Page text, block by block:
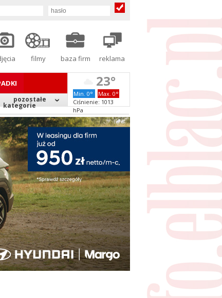
filmy baza firm reklama
pozostałe
kategorie
23°
Min. 0°
Max. 0°
Ciśnienie: 1013
hPa